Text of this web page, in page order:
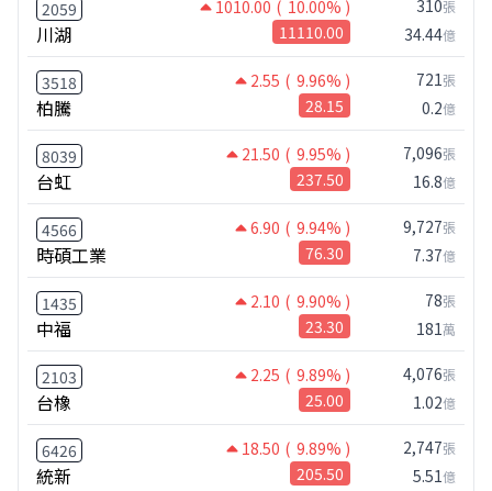
2059 1010.00 ( 10.00% )
川湖 11110.00
310張
34.44億
3518 2.55 ( 9.96% )
柏騰 28.15
721張
0.2億
8039 21.50 ( 9.95% )
台虹 237.50
7,096張
16.8億
4566 6.90 ( 9.94% )
時碩工業 76.30
9,727張
7.37億
1435 2.10 ( 9.90% )
中福 23.30
78張
181萬
2103 2.25 ( 9.89% )
台橡 25.00
4,076張
1.02億
6426 18.50 ( 9.89% )
統新 205.50
2,747張
5.51億